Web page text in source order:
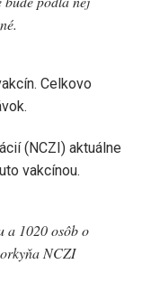
Celkovo
(NCZI) aktuálne
vakcínou.
a 1020 osôb o
NCZI